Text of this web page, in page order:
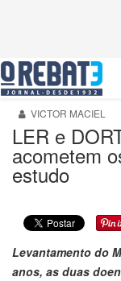
VICTOR MACIEL
LER e
acometem
estudo
Levantamento do
anos, as duas